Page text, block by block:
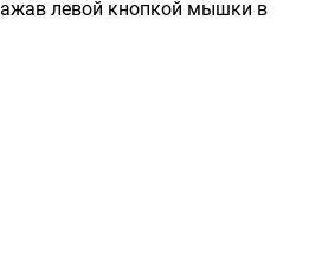
левой кнопкой мышки в